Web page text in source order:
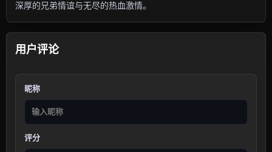
深厚的兄弟情谊与无尽的热血激情。
用户评论
昵称
评分